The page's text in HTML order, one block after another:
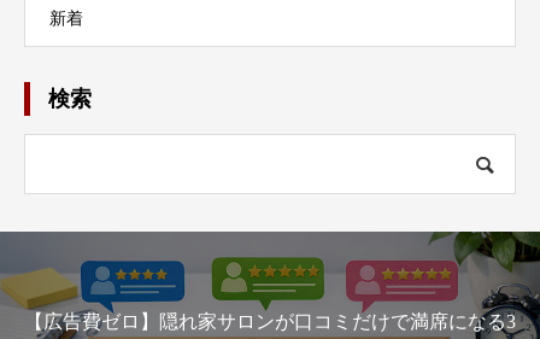
新着
検索
になる3
家賃・人件費に圧迫されない！ 2026年に選ぶ